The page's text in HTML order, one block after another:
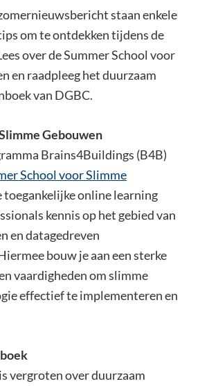
staan enkele
om te ontdekken tijdens de
over de Summer School voor
en raadpleeg het duurzaam
van DGBC.
Gebouwen
Brains4Buildings (B4B)
School voor Slimme
toegankelijke online learning
kennis op het gebied van
en datagedreven
bouw je aan een sterke
vaardigheden om slimme
effectief te implementeren en
vergroten over duurzaam